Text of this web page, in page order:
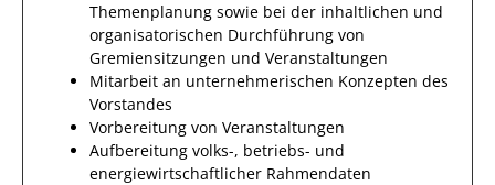
Themenplanung sowie bei der inhaltlichen und
organisatorischen Durchführung von
Gremiensitzungen und Veranstaltungen
Mitarbeit an unternehmerischen Konzepten des
Vorstandes
Vorbereitung von Veranstaltungen
Aufbereitung volks-, betriebs- und
energiewirtschaftlicher Rahmendaten